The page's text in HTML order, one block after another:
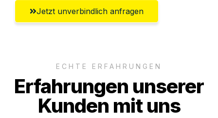
Jetzt unverbindlich anfragen
ECHTE ERFAHRUNGEN
Erfahrungen unserer
Kunden mit uns